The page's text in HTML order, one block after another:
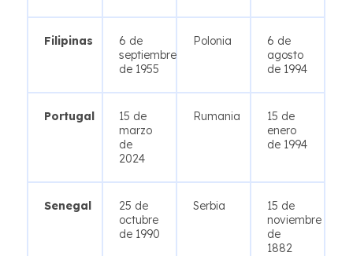
Filipinas
6 de
septiembre
de 1955
Polonia
6 de
agosto
de 1994
Portugal
15 de
marzo
de
2024
Rumania
15 de
enero
de 1994
Senegal
25 de
octubre
de 1990
Serbia
15 de
noviembre
de
1882